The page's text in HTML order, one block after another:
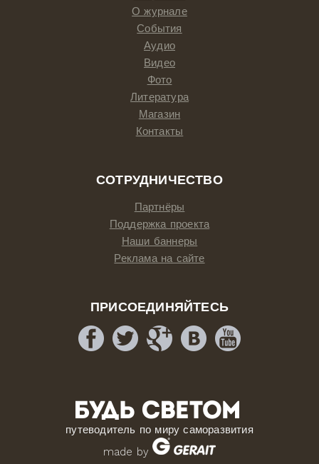
О журнале
События
Аудио
Видео
Фото
Литература
Магазин
Контакты
СОТРУДНИЧЕСТВО
Партнёры
Поддержка проекта
Наши баннеры
Реклама на сайте
ПРИСОЕДИНЯЙТЕСЬ
путеводитель по миру саморазвития
made by